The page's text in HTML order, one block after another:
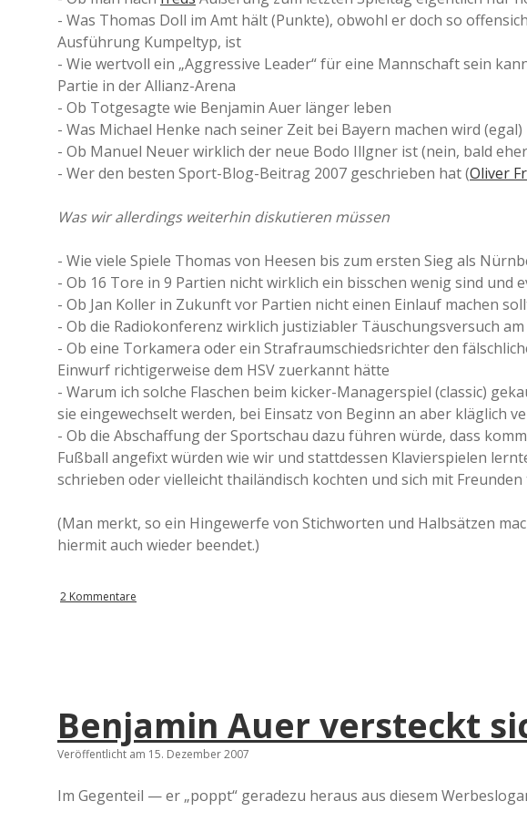
- Was Thomas Doll im Amt hält (Punkte), obwohl er doch so
Ausführung Kumpeltyp, ist
- Wie wertvoll ein „Aggressive Leader“ für eine Mannschaft sein
Partie in der Allianz-Arena
- Ob Totgesagte wie Benjamin Auer länger leben
- Was Michael Henke nach seiner Zeit bei Bayern machen wird (egal)
- Ob Manuel Neuer wirklich der neue Bodo Illgner ist (nein, bald
- Wer den besten Sport-Blog-Beitrag 2007 geschrieben hat (Oliver
Was wir allerdings weiterhin diskutieren müssen
- Wie viele Spiele Thomas von Heesen bis zum ersten Sieg als
- Ob 16 Tore in 9 Partien nicht wirklich ein bisschen wenig sind und
- Ob Jan Koller in Zukunft vor Partien nicht einen Einlauf machen
- Ob die Radiokonferenz wirklich justiziabler Täuschungsversuch
- Ob eine Torkamera oder ein Strafraumschiedsrichter den
Einwurf richtigerweise dem HSV zuerkannt hätte
- Warum ich solche Flaschen beim kicker-Managerspiel (classic)
sie eingewechselt werden, bei Einsatz von Beginn an aber kläglich
- Ob die Abschaffung der Sportschau dazu führen würde, dass
Fußball angefixt würden wie wir und stattdessen Klavierspielen
schrieben oder vielleicht thailändisch kochten und sich mit
(Man merkt, so ein Hingewerfe von Stichworten und Halbsätzen
hiermit auch wieder beendet.)
2 Kommentare
Benjamin Auer versteckt
Veröffentlicht am 15. Dezember 2007
Im Gegenteil — er „poppt“ geradezu heraus aus diesem